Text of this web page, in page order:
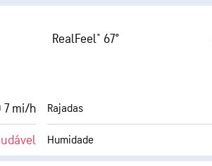
Cobertura de nuvens
Visibilidade
RealFeel® 67°
7 mi/h Rajadas
Humidade
Cobertura de nuvens